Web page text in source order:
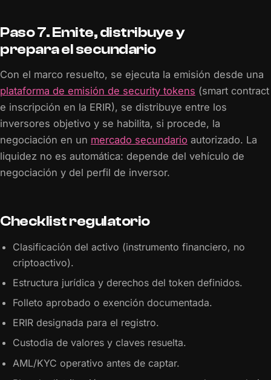
Paso 7. Emite, distribuye y
prepara el secundario
Con el marco resuelto, se ejecuta la emisión desde una
plataforma de emisión de security tokens (smart contract
e inscripción en la ERIR), se distribuye entre los
inversores objetivo y se habilita, si procede, la
negociación en un mercado secundario autorizado. La
liquidez no es automática: depende del vehículo de
negociación y del perfil de inversor.
Checklist regulatorio
Clasificación del activo (instrumento financiero, no
criptoactivo).
Estructura jurídica y derechos del token definidos.
Folleto aprobado o exención documentada.
ERIR designada para el registro.
Custodia de valores y claves resuelta.
AML/KYC operativo antes de captar.